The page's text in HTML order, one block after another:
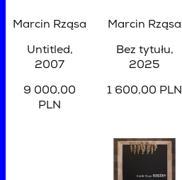
Marcin Rząsa
Untitled,
2007
9 000,00
PLN
Marcin Rząsa
Bez tytułu,
2025
1 600,00 PLN